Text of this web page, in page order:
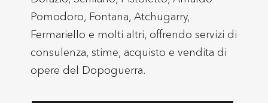
Pomodoro, Fontana, Atchugarry,
Fermariello e molti altri, offrendo servizi di
consulenza, stime, acquisto e vendita di
opere del Dopoguerra.